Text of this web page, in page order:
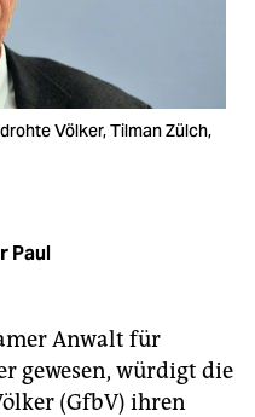
Völker, Tilman Zülch,
Paul
Anwalt für
gewesen, würdigt die
(GfbV) ihren